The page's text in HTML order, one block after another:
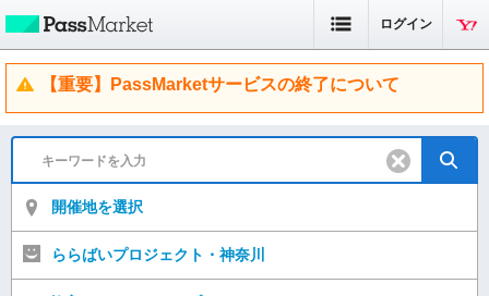
ログイン
【重要】PassMarketサービスの終了について
開催地を選択
ららばいプロジェクト・神奈川